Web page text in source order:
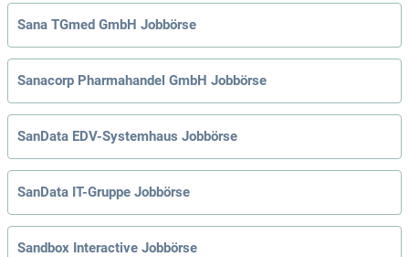
Sana TGmed GmbH Jobbörse
Sanacorp Pharmahandel GmbH Jobbörse
SanData EDV-Systemhaus Jobbörse
SanData IT-Gruppe Jobbörse
Sandbox Interactive Jobbörse